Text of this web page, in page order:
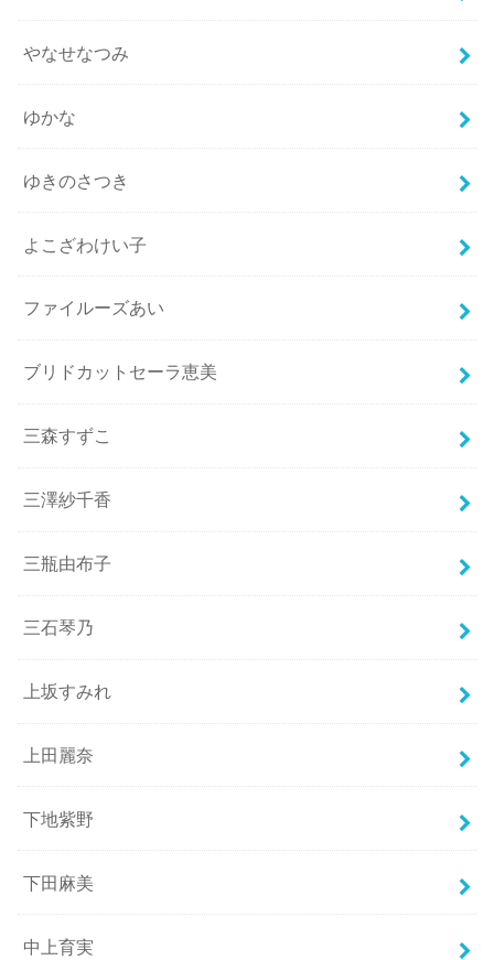
やなせなつみ
ゆかな
ゆきのさつき
よこざわけい子
ファイルーズあい
ブリドカットセーラ恵美
三森すずこ
三澤紗千香
三瓶由布子
三石琴乃
上坂すみれ
上田麗奈
下地紫野
下田麻美
中上育実